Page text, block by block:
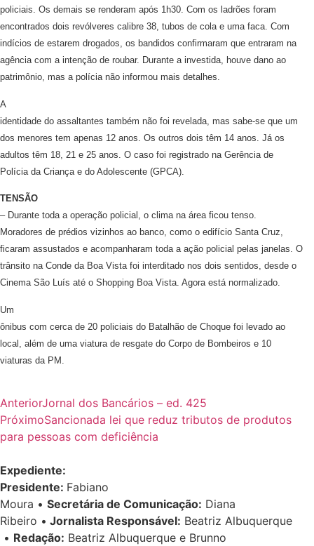
policiais. Os demais se renderam após 1h30. Com os ladrões foram
encontrados dois revólveres calibre 38, tubos de cola e uma faca. Com
indícios de estarem drogados, os bandidos confirmaram que entraram na
agência com a intenção de roubar. Durante a investida, houve dano ao
patrimônio, mas a polícia não informou mais detalhes.
A
identidade do assaltantes também não foi revelada, mas sabe-se que um
dos menores tem apenas 12 anos. Os outros dois têm 14 anos. Já os
adultos têm 18, 21 e 25 anos. O caso foi registrado na Gerência de
Polícia da Criança e do Adolescente (GPCA).
TENSÃO
– Durante toda a operação policial, o clima na área ficou tenso.
Moradores de prédios vizinhos ao banco, como o edifício Santa Cruz,
ficaram assustados e acompanharam toda a ação policial pelas janelas. O
trânsito na Conde da Boa Vista foi interditado nos dois sentidos, desde o
Cinema São Luís até o Shopping Boa Vista. Agora está normalizado.
Um
ônibus com cerca de 20 policiais do Batalhão de Choque foi levado ao
local, além de uma viatura de resgate do Corpo de Bombeiros e 10
viaturas da PM.
AnteriorJornal dos Bancários – ed. 425
PróximoSancionada lei que reduz tributos de produtos
para pessoas com deficiência
Expediente:
Presidente: Fabiano
Moura • Secretária de Comunicação: Diana
Ribeiro • Jornalista Responsável: Beatriz Albuquerque
• Redação: Beatriz Albuquerque e Brunno